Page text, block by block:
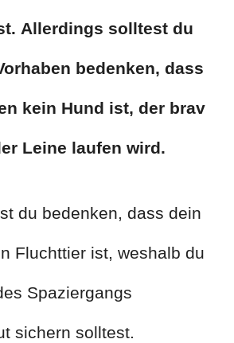
Allerdings solltest du
bedenken, dass
kein Hund ist, der brav
Leine laufen wird.
du bedenken, dass dein
Fluchttier ist, weshalb du
Spaziergangs
sichern solltest.